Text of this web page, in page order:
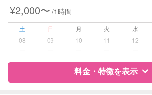
学校/塾の補習・宿題
小学生
中学生
国語
算数
¥2,000〜 /1時間
土 日 月 火 水
08
09 10 11 12
料金・特徴を表示